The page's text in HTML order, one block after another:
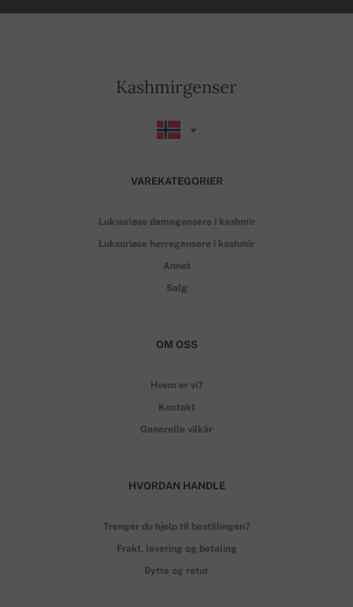
Kashmirgenser
VAREKATEGORIER
Luksuriøse damegensere i kashmir
Luksuriøse herregensere i kashmir
Annet
Salg
OM OSS
Hvem er vi?
Kontakt
Generelle vilkår
HVORDAN HANDLE
Trenger du hjelp til bestillingen?
Frakt, levering og betaling
Bytte og retur